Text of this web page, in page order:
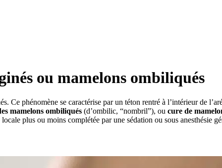
ou mamelons ombiliqués
Ce phénomène se caractérise par un téton rentré à l’intérieur de
mamelons ombiliqués (d’ombilic, “nombril”), ou cure de
plus ou moins complétée par une sédation ou sous anesthésie